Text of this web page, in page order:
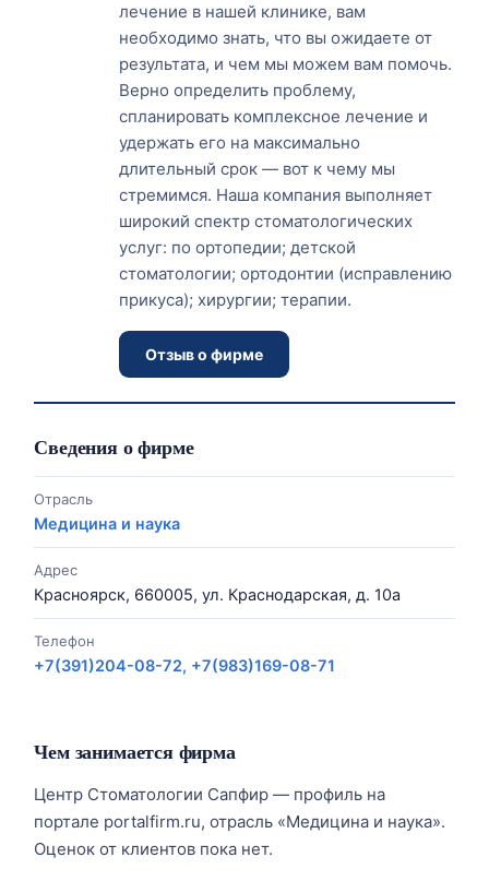
лечение в нашей клинике, вам
необходимо знать, что вы ожидаете от
результата, и чем мы можем вам помочь.
Верно определить проблему,
спланировать комплексное лечение и
удержать его на максимально
длительный срок — вот к чему мы
стремимся. Наша компания выполняет
широкий спектр стоматологических
услуг: по ортопедии; детской
стоматологии; ортодонтии (исправлению
прикуса); хирургии; терапии.
Отзыв о фирме
Сведения о фирме
Отрасль
Медицина и наука
Адрес
Красноярск, 660005, ул. Краснодарская, д. 10а
Телефон
+7(391)204-08-72, +7(983)169-08-71
Чем занимается фирма
Центр Стоматологии Сапфир — профиль на
портале portalfirm.ru, отрасль «Медицина и наука».
Оценок от клиентов пока нет.